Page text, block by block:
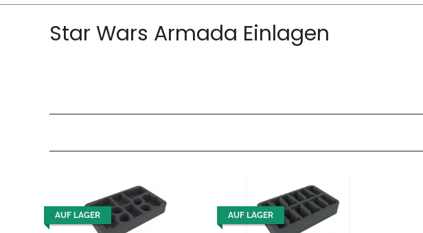
Star Wars Armada Einlagen
AUF LAGER AUF LAGER